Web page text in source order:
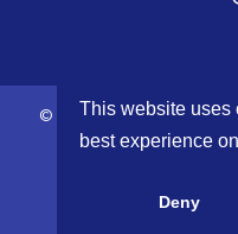
This website uses
best experience
Deny
© 2026 GRM Information